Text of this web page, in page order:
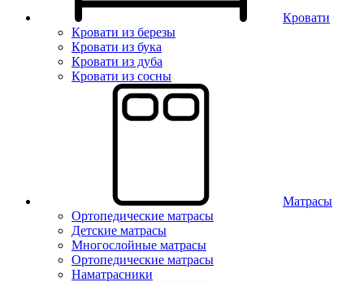
Кровати
Кровати из березы
Кровати из бука
Кровати из дуба
Кровати из сосны
Матрасы
Ортопедические матрасы
Детские матрасы
Многослойные матрасы
Ортопедические матрасы
Наматрасники